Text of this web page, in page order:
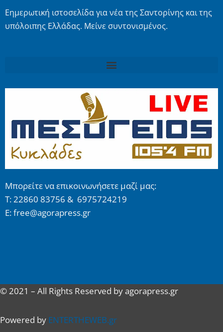
Εημερωτική ιστοσελίδα για νέα της Σαντορίνης και της
υπόλοιπης Ελλάδας. Μείνε συντονισμένος.
Μπορείτε να επικοινωνήσετε μαζί μας:
Τ: 22860 83756 & 6975724219
E: free@agorapress.gr
© 2021 – All Rights Reserved by agorapress.gr
Powered by ENTERTHEWEB.gr